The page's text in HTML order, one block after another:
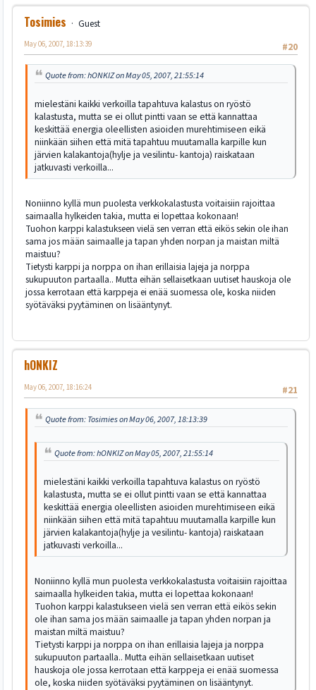
Tosimies
Guest
#20
May 06, 2007, 18:13:39
Quote from: hONKIZ on May 05, 2007, 21:55:14
mielestäni kaikki verkoilla tapahtuva kalastus on ryöstö
kalastusta, mutta se ei ollut pintti vaan se että kannattaa
keskittää energia oleellisten asioiden murehtimiseen eikä
niinkään siihen että mitä tapahtuu muutamalla karpille kun
järvien kalakantoja(hylje ja vesilintu- kantoja) raiskataan
jatkuvasti verkoilla...
Noniinno kyllä mun puolesta verkkokalastusta voitaisiin rajoittaa
saimaalla hylkeiden takia, mutta ei lopettaa kokonaan!
Tuohon karppi kalastukseen vielä sen verran että eikös sekin ole ihan
sama jos mään saimaalle ja tapan yhden norpan ja maistan miltä
maistuu?
Tietysti karppi ja norppa on ihan erillaisia lajeja ja norppa
sukupuuton partaalla.. Mutta eihän sellaisetkaan uutiset hauskoja ole
jossa kerrotaan että karppeja ei enää suomessa ole, koska niiden
syötäväksi pyytäminen on lisääntynyt.
hONKIZ
#21
May 06, 2007, 18:16:24
Quote from: Tosimies on May 06, 2007, 18:13:39
Quote from: hONKIZ on May 05, 2007, 21:55:14
mielestäni kaikki verkoilla tapahtuva kalastus on ryöstö
kalastusta, mutta se ei ollut pintti vaan se että kannattaa
keskittää energia oleellisten asioiden murehtimiseen eikä
niinkään siihen että mitä tapahtuu muutamalla karpille kun
järvien kalakantoja(hylje ja vesilintu- kantoja) raiskataan
jatkuvasti verkoilla...
Noniinno kyllä mun puolesta verkkokalastusta voitaisiin rajoittaa
saimaalla hylkeiden takia, mutta ei lopettaa kokonaan!
Tuohon karppi kalastukseen vielä sen verran että eikös sekin
ole ihan sama jos mään saimaalle ja tapan yhden norpan ja
maistan miltä maistuu?
Tietysti karppi ja norppa on ihan erillaisia lajeja ja norppa
sukupuuton partaalla.. Mutta eihän sellaisetkaan uutiset
hauskoja ole jossa kerrotaan että karppeja ei enää suomessa
ole, koska niiden syötäväksi pyytäminen on lisääntynyt.